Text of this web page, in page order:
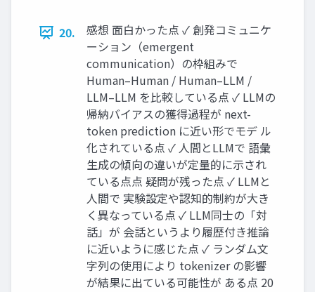
20.
感想 面白かった点 ✓ 創発コミュニケ
ーション（emergent
communication）の枠組みで
Human–Human / Human–LLM /
LLM–LLM を比較している点 ✓ LLMの
帰納バイアスの獲得過程が next-
token prediction に近い形でモデ ル
化されている点 ✓ 人間とLLMで 語彙
生成の傾向の違いが定量的に示され
ている点点 疑問が残った点 ✓ LLMと
人間で 実験設定や認知的制約が大き
く異なっている点 ✓ LLM同士の「対
話」が 会話というより履歴付き推論
に近いように感じた点 ✓ ランダム文
字列の使用により tokenizer の影響
が結果に出ている可能性が ある点 20